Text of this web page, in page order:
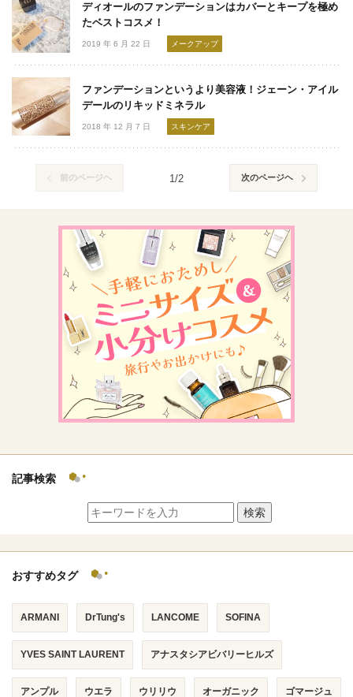
ディオールのファンデーションはカバーとキープを極め
たベストコスメ！
2019 年 6 月 22 日 メークアップ
ファンデーションというより美容液！ジェーン・アイル
デールのリキッドミネラル
2018 年 12 月 7 日 スキンケア
前のページヘ 1/2 次のページヘ
記事検索
検索
おすすめタグ
ARMANI DrTung's LANCOME SOFINA
YVES SAINT LAURENT アナスタシアビバリーヒルズ
アンプル ウエラ ウリリウ オーガニック ゴマージュ